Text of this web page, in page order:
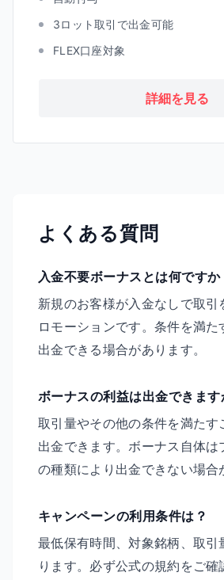
3ロット取引で出金可能
FLEX口座対象
詳細を見る
よくある質問
入金不要ボーナスとは何ですか
新規のお客様が入金なしで取引
ロモーションです。条件を満た
出金できる場合があります。
ボーナスの利益は出金できます
取引量やその他の条件を満たす
出金できます。ボーナス自体は
の種類により出金できない場合
キャンペーンの利用条件は？
最低保有時間、対象銘柄、取引
ります。必ず公式の規約をご確